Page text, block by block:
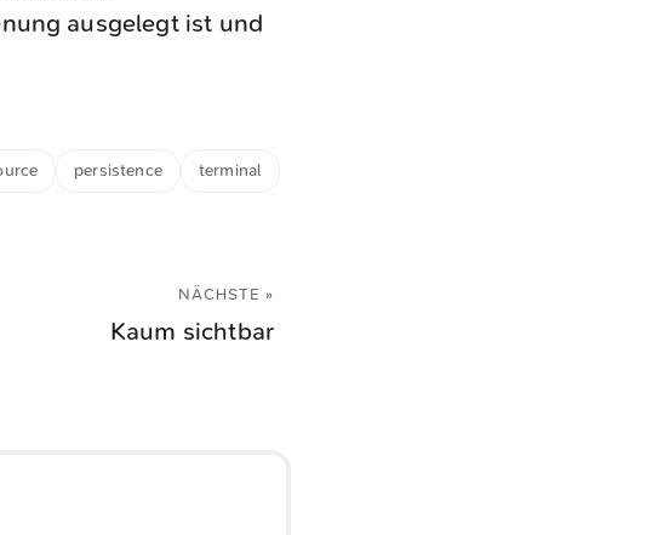
ausgelegt ist und
persistence terminal
NÄCHSTE »
Kaum sichtbar